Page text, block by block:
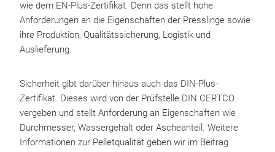
wie dem EN-Plus-Zertifikat. Denn das stellt hohe
Anforderungen an die Eigenschaften der Presslinge sowie
ihre Produktion, Qualitätssicherung, Logistik und
Auslieferung.
Sicherheit gibt darüber hinaus auch das DIN-Plus-
Zertifikat. Dieses wird von der Prüfstelle DIN CERTCO
vergeben und stellt Anforderung an Eigenschaften wie
Durchmesser, Wassergehalt oder Ascheanteil. Weitere
Informationen zur Pelletqualität geben wir im Beitrag